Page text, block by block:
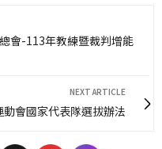
會-113年教練暨裁判增能
NEXT ARTICLE
動會國家代表隊選拔辦法